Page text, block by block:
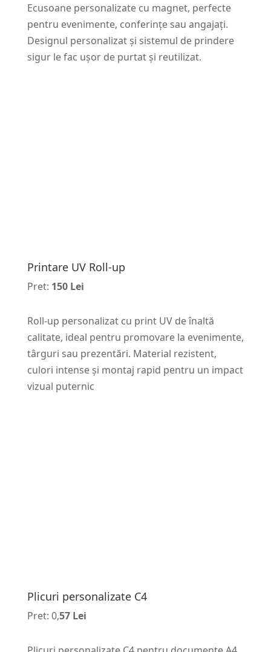
Ecusoane personalizate cu magnet, perfecte
pentru evenimente, conferințe sau angajați.
Designul personalizat și sistemul de prindere
sigur le fac ușor de purtat și reutilizat.
Printare UV Roll-up
Pret: 150 Lei
Roll-up personalizat cu print UV de înaltă
calitate, ideal pentru promovare la evenimente,
târguri sau prezentări. Material rezistent,
culori intense și montaj rapid pentru un impact
vizual puternic
Plicuri personalizate C4
Pret: 0,57 Lei